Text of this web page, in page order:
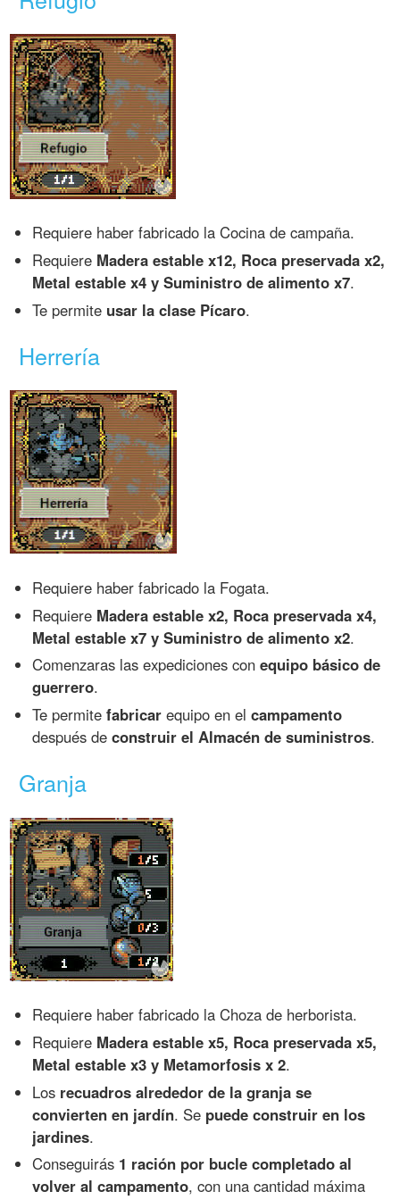
Requiere haber fabricado la Cocina de campaña.
Requiere Madera estable x12, Roca preservada x2,
Metal estable x4 y Suministro de alimento x7.
Te permite usar la clase Pícaro.
Herrería
Requiere haber fabricado la Fogata.
Requiere Madera estable x2, Roca preservada x4,
Metal estable x7 y Suministro de alimento x2.
Comenzaras las expediciones conequipo básico de
guerrero.
Te permitefabricar equipo en elcampamento
después deconstruir el Almacén de suministros.
Granja
Requiere haber fabricado la Choza de herborista.
Requiere Madera estable x5, Roca preservada x5,
Metal estable x3 y Metamorfosis x 2.
Los recuadros alrededor de la granja se
convierten en jardín. Se puede construir en los
jardines.
Conseguirás 1 ración por bucle completado al
volver al campamento, con una cantidad máxima